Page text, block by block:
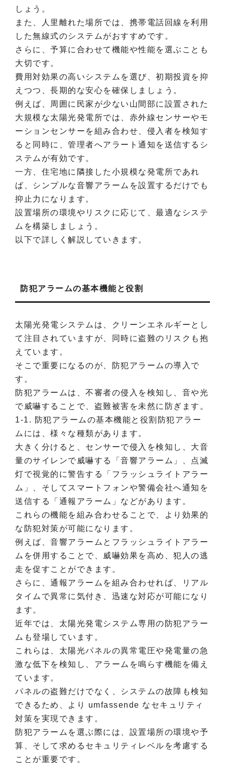
しょう。
また、人里離れた場所では、携帯電話回線を利用
した無線式のシステムがおすすめです。
さらに、予算に合わせて機能や性能を選ぶことも
大切です。
費用対効果の高いシステムを選び、初期投資を抑
えつつ、長期的な安心を確保しましょう。
例えば、周囲に民家が少ない山間部に設置された
大規模な太陽光発電所では、赤外線センサーやモ
ーションセンサーを組み合わせ、侵入者を検知す
ると同時に、管理者へアラート通知を送信するシ
ステムが有効です。
一方、住宅地に隣接した小規模な発電所であれ
ば、シンプルな音響アラームを設置するだけでも
抑止力になります。
設置場所の環境やリスクに応じて、最適なシステ
ムを構築しましょう。
以下で詳しく解説していきます。
防犯アラームの基本機能と役割
太陽光発電システムは、クリーンエネルギーとし
て注目されていますが、同時に盗難のリスクも抱
えています。
そこで重要になるのが、防犯アラームの導入で
す。
防犯アラームは、不審者の侵入を検知し、音や光
で威嚇することで、盗難被害を未然に防ぎます。
1-1. 防犯アラームの基本機能と役割防犯アラー
ムには、様々な種類があります。
大きく分けると、センサーで侵入を検知し、大音
量のサイレンで威嚇する「音響アラーム」、点滅
灯で視覚的に警告する「フラッシュライトアラー
ム」、そしてスマートフォンや警備会社へ通知を
送信する「通報アラーム」などがあります。
これらの機能を組み合わせることで、より効果的
な防犯対策が可能になります。
例えば、音響アラームとフラッシュライトアラー
ムを併用することで、威嚇効果を高め、犯人の逃
走を促すことができます。
さらに、通報アラームを組み合わせれば、リアル
タイムで異常に気付き、迅速な対応が可能になり
ます。
近年では、太陽光発電システム専用の防犯アラー
ムも登場しています。
これらは、太陽光パネルの異常電圧や発電量の急
激な低下を検知し、アラームを鳴らす機能を備え
ています。
パネルの盗難だけでなく、システムの故障も検知
できるため、より umfassende なセキュリティ
対策を実現できます。
防犯アラームを選ぶ際には、設置場所の環境や予
算、そして求めるセキュリティレベルを考慮する
ことが重要です。